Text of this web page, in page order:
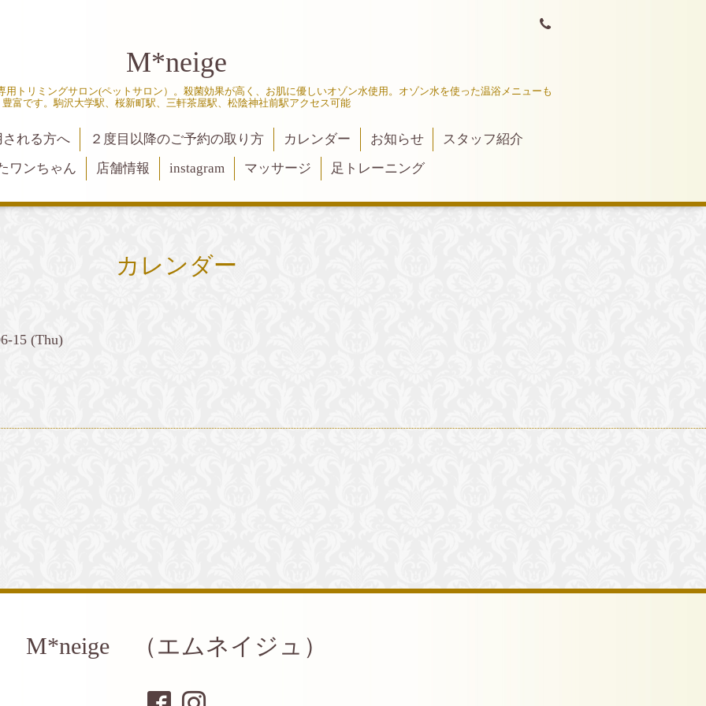
M*neige
トリミングサロン(ペットサロン）。殺菌効果が高く、お肌に優しいオゾン水使用。オゾン水を使った温浴メニューも
豊富です。駒沢大学駅、桜新町駅、三軒茶屋駅、松陰神社前駅アクセス可能
れる方へ ２度目以降のご予約の取り方 カレンダー お知らせ
スタッフ紹介
ワンちゃん
店舗情報 instagram マッサージ 足トレーニング
カレンダー
15 (Thu)
M*neige （エムネイジュ）